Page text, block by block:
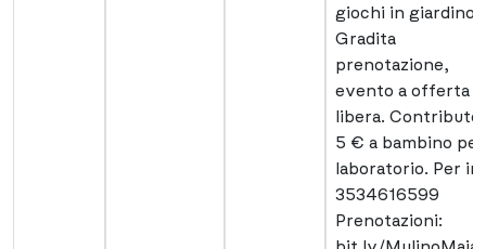
giochi in giardino.
Gradita
prenotazione,
evento a offerta
libera. Contributo
5 € a bambino
laboratorio. Per
3534616599
Prenotazioni: